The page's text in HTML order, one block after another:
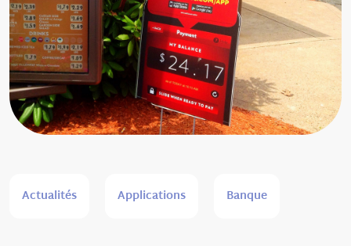
Actualités Applications Banque